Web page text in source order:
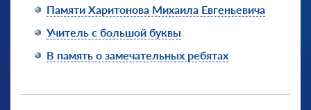
Памяти Харитонова Михаила Евгеньевича
Учитель с большой буквы
В память о замечательных ребятах